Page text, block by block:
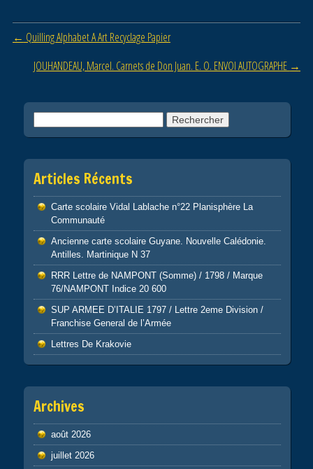
o
k
Post navigation
← Quilling Alphabet A Art Recyclage Papier
JOUHANDEAU, Marcel. Carnets de Don Juan. E. O. ENVOI AUTOGRAPHE →
Articles Récents
Carte scolaire Vidal Lablache n°22 Planisphère La
Communauté
Ancienne carte scolaire Guyane. Nouvelle Calédonie.
Antilles. Martinique N 37
RRR Lettre de NAMPONT (Somme) / 1798 / Marque
76/NAMPONT Indice 20 600
SUP ARMEE D’ITALIE 1797 / Lettre 2eme Division /
Franchise General de l’Armée
Lettres De Krakovie
Archives
août 2026
juillet 2026